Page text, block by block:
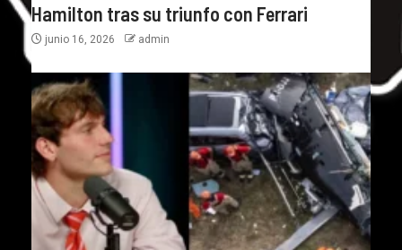
Hamilton tras su triunfo con Ferrari
junio 16, 2026 admin